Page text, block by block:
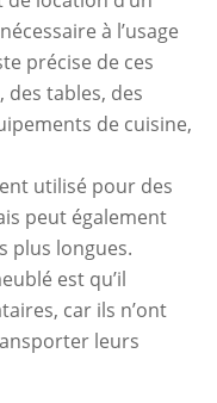
à l’usage
précise de ces
tables, des
de cuisine,
utilisé pour des
peut également
plus longues.
est qu’il
car ils n’ont
leurs